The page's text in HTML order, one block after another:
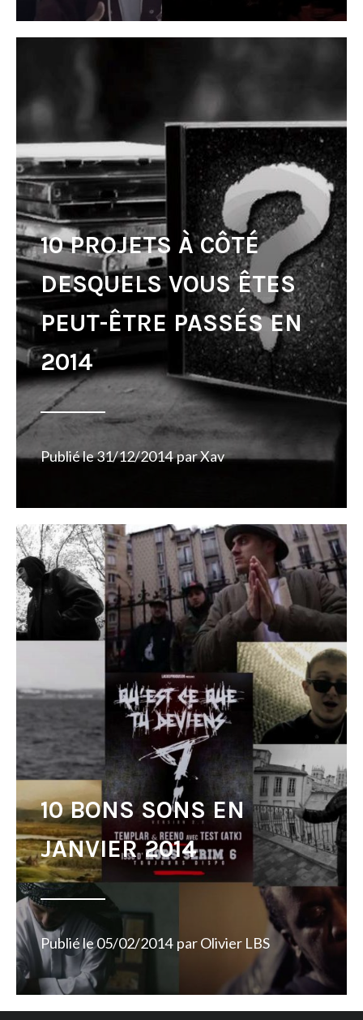
10 PROJETS À CÔTÉ
DESQUELS VOUS ÊTES
PEUT-ÊTRE PASSÉS EN
2014
Publié le31/12/2014 parXav
10 BONS SONS EN
JANVIER 2014
Publié le05/02/2014 parOlivier LBS